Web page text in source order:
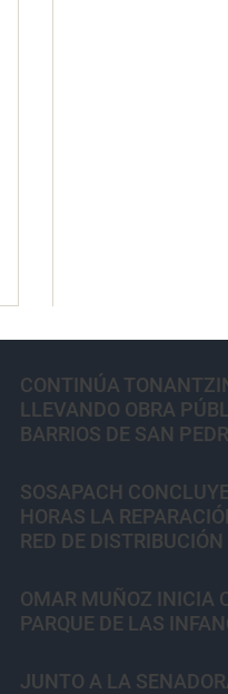
CONTINÚA
LLEVANDO OBRA
BARRIOS DE SAN
SOSAPACH
HORAS LA
RED DE
OMAR MUÑOZ INICIA
PARQUE DE LAS
JUNTO A LA